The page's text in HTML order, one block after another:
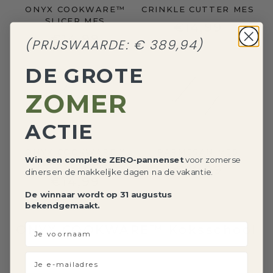
ONYX COOKWARE™
SLICER MES
€14,99
CRINKLE CUTTER MES
€14,99
GRATER MES
€14,99
ONYX COOKWARE™ Koksschool
(PRIJSWAARDE: € 389,94)
DE GROTE
ZOMER
ACTIE
Win een complete ZERO-pannensetvoor zomerse
diners en de makkelijke dagen na de vakantie.
De winnaar wordt op 31 augustus
bekendgemaakt.
voornaam